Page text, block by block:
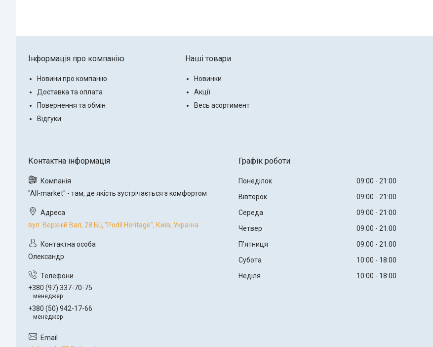
Інформація про компанію
Новини про компанію
Доставка та оплата
Повернення та обмін
Відгуки
Наші товари
Новинки
Акції
Весь асортимент
"All-market" - там, де якість зустрічається з комфортом
вул. Верхній Вал, 28 БЦ "Podil Heritage", Київ, Україна
Олександр
+380 (97) 337-70-75
менеджер
+380 (50) 942-17-66
менеджер
Графік роботи
Понеділок 09:00
21:00
Вівторок
09:00
21:00
Середа
09:00
21:00
Четвер
09:00
21:00
Пʼятниця
09:00
21:00
Субота
10:00
18:00
Неділя
10:00 18:00